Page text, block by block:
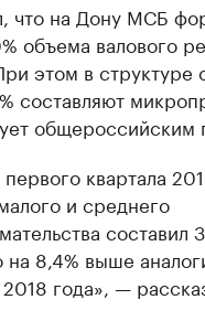
что на Дону МСБ
объема валового
этом в структуре
составляют
общероссийским
квартала
и среднего
составил
на 8,4% выше
2018 года», —